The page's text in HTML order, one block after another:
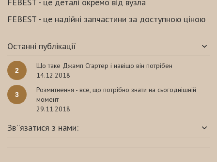
FEBEST - це надійні запчастини за доступною ціною
Останні публікації
2
Що таке Джамп Стартер і навіщо він потрібен
14.12.2018
3
Розмитнення - все, що потрібно знати на сьогоднішній
момент
29.11.2018
Зв''язатися з нами: